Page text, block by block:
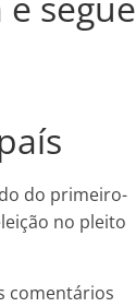
do primeiro-
no pleito
comentários